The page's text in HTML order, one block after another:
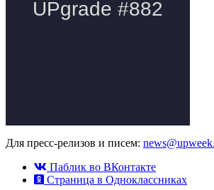
Для пресс-релизов и писем:
Паблик во ВКонтакте
Страница в Одноклассниках